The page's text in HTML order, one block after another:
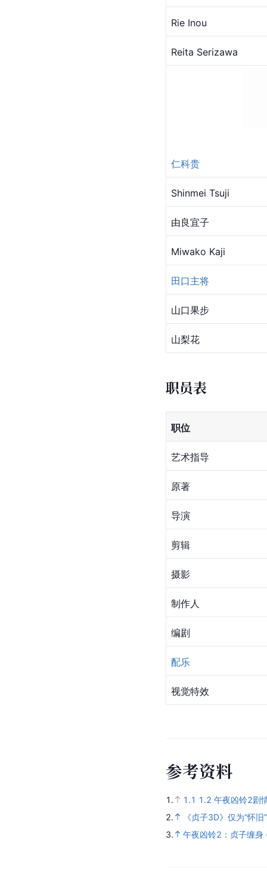
Rie Inou
Reita Serizawa
仁科贵
Shinmei Tsuji
由良宜子
Miwako Kaji
田口主将
山口果步
山梨花
职员表
职位
艺术指导
原著
导演
剪辑
摄影
制作人
编剧
配乐
视觉特效
参考资料
1. 1.1 1.2 午夜凶铃2剧
2.
《贞子3D》仅为“怀
3.
午夜凶铃2：贞子缠身